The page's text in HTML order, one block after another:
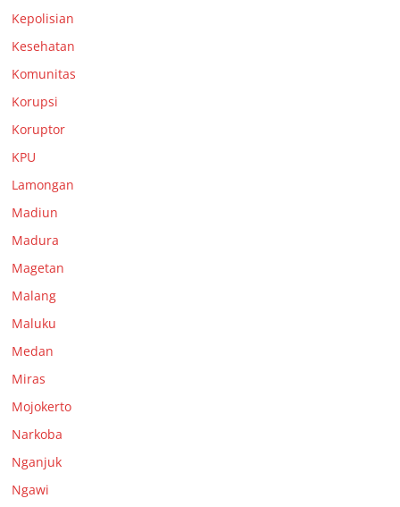
Kepolisian
Kesehatan
Komunitas
Korupsi
Koruptor
KPU
Lamongan
Madiun
Madura
Magetan
Malang
Maluku
Medan
Miras
Mojokerto
Narkoba
Nganjuk
Ngawi